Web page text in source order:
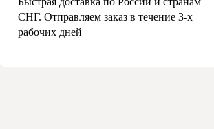
СНГ. Отправляем заказ в течение 3-х
рабочих дней